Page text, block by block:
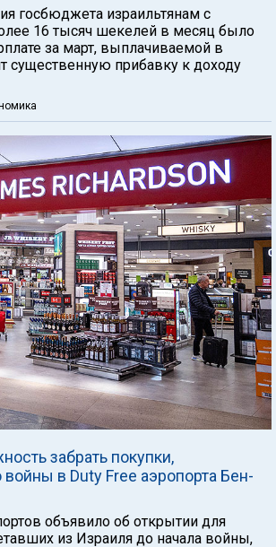
госбюджета израильтянам с
16 тысяч шекелей в месяц было
за март, выплачиваемой в
существенную прибавку к доходу
забрать покупки,
в Duty Free аэропорта Бен-
объявило об открытии для
из Израиля до начала войны,